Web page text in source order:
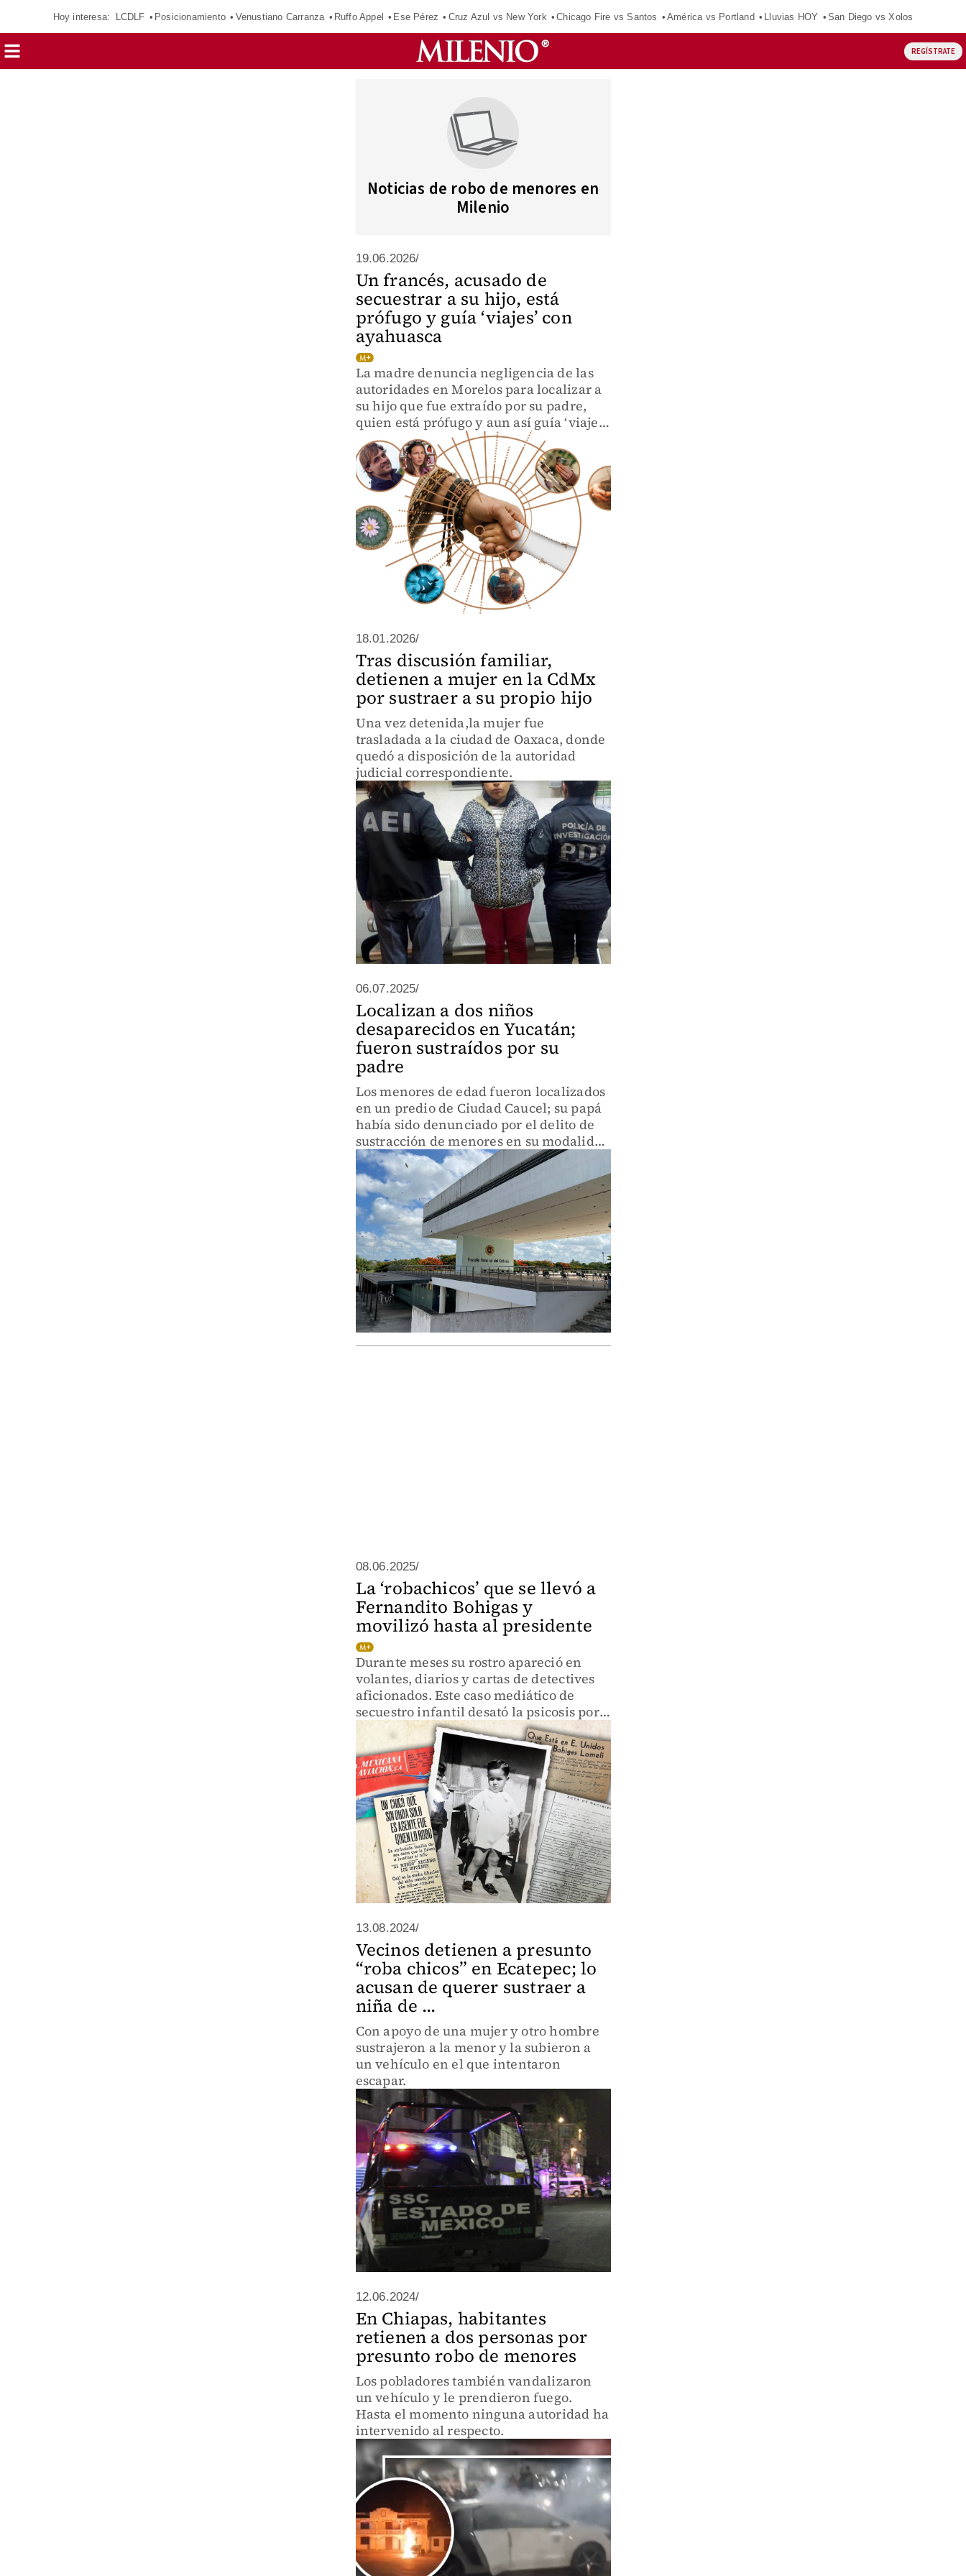
Hoy interesa: LCDLF Posicionamiento Venustiano Carranza Ruffo Appel Ese Pérez Cruz Azul vs New York Chicago Fire vs Santos América vs Portland Lluvias HOY San Diego vs Xolos
REGÍSTRATE
Noticias de robo de menores en
Milenio
19.06.2026/
Un francés, acusado de
secuestrar a su hijo, está
prófugo y guía ‘viajes’ con
ayahuasca
La madre denuncia negligencia de las
autoridades en Morelos para localizar a
su hijo que fue extraído por su padre,
quien está prófugo y aun así guía ‘viajes’
espirituales.
18.01.2026/
Tras discusión familiar,
detienen a mujer en la CdMx
por sustraer a su propio hijo
Una vez detenida,la mujer fue
trasladada a la ciudad de Oaxaca, donde
quedó a disposición de la autoridad
judicial correspondiente.
06.07.2025/
Localizan a dos niños
desaparecidos en Yucatán;
fueron sustraídos por su
padre
Los menores de edad fueron localizados
en un predio de Ciudad Caucel; su papá
había sido denunciado por el delito de
sustracción de menores en su modalidad
de retención.
08.06.2025/
La ‘robachicos’ que se llevó a
Fernandito Bohigas y
movilizó hasta al presidente
Durante meses su rostro apareció en
volantes, diarios y cartas de detectives
aficionados. Este caso mediático de
secuestro infantil desató la psicosis por
los ‘robachicos’ en el México de 1945.
13.08.2024/
Vecinos detienen a presunto
“roba chicos” en Ecatepec; lo
acusan de querer sustraer a
niña de ...
Con apoyo de una mujer y otro hombre
sustrajeron a la menor y la subieron a
un vehículo en el que intentaron
escapar.
12.06.2024/
En Chiapas, habitantes
retienen a dos personas por
presunto robo de menores
Los pobladores también vandalizaron
un vehículo y le prendieron fuego.
Hasta el momento ninguna autoridad ha
intervenido al respecto.